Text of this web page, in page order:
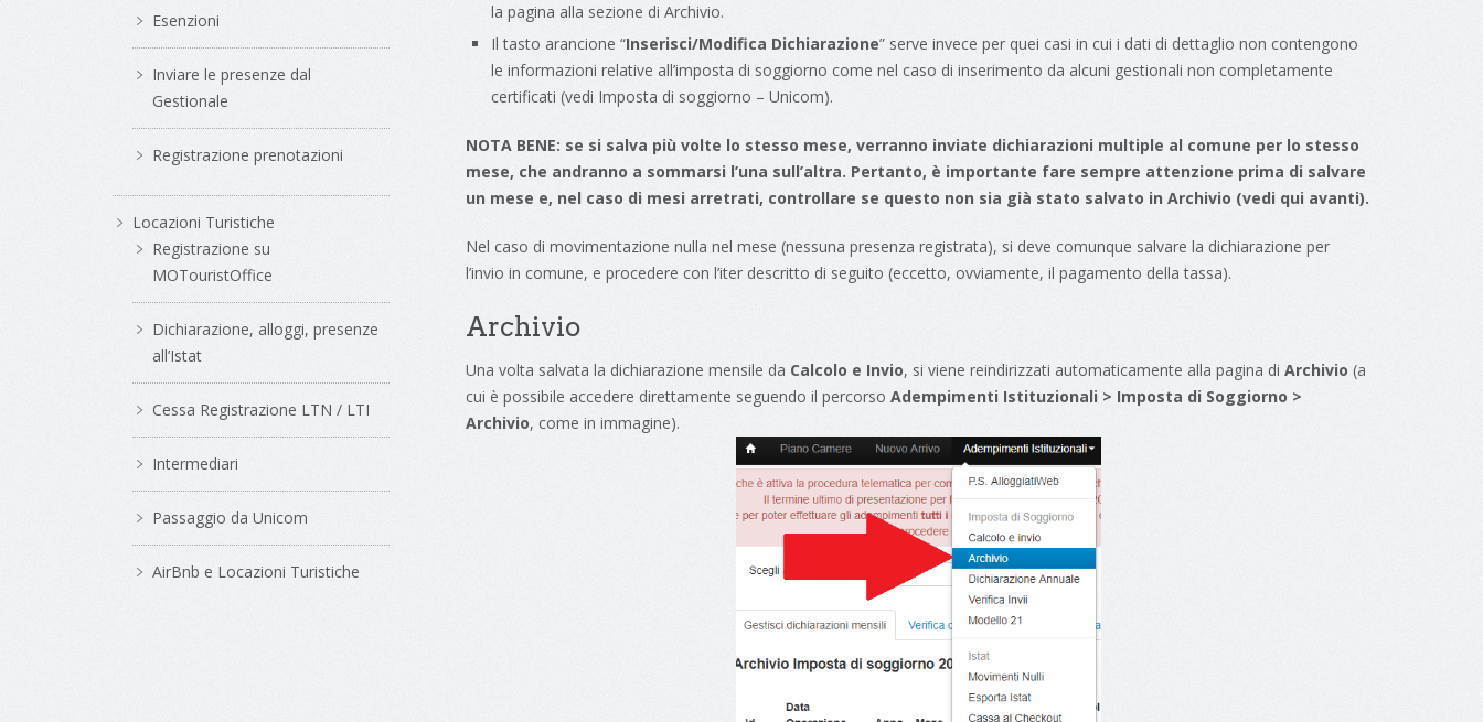
la pagina alla sezione di Archivio.
Il tasto arancione “Inserisci/Modifica Dichiarazione” serve invece per quei casi in cui i dati di dettaglio non contengono
le informazioni relative all’imposta di soggiorno come nel caso di inserimento da alcuni gestionali non completamente
certificati (vedi Imposta di soggiorno – Unicom).
NOTA BENE: se si salva più volte lo stesso mese, verranno inviate dichiarazioni multiple al comune per lo stesso
mese, che andranno a sommarsi l’una sull’altra. Pertanto, è importante fare sempre attenzione prima di salvare
un mese e, nel caso di mesi arretrati, controllare se questo non sia già stato salvato in Archivio (vedi qui avanti).
Nel caso di movimentazione nulla nel mese (nessuna presenza registrata), si deve comunque salvare la dichiarazione per
l’invio in comune, e procedere con l’iter descritto di seguito (eccetto, ovviamente, il pagamento della tassa).
Archivio
Una volta salvata la dichiarazione mensile da Calcolo e Invio, si viene reindirizzati automaticamente alla pagina di Archivio (a
cui è possibile accedere direttamente seguendo il percorso Adempimenti Istituzionali > Imposta di Soggiorno >
Archivio, come in immagine).
Esenzioni
Inviare le presenze dal
Gestionale
Registrazione prenotazioni
Locazioni Turistiche
Registrazione su
MOTouristOffice
Dichiarazione, alloggi, presenze
all’Istat
Cessa Registrazione LTN / LTI
Intermediari
Passaggio da Unicom
AirBnb e Locazioni Turistiche